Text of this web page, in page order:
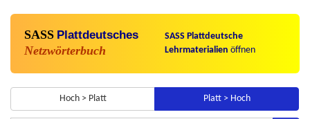
SASS Plattdeutsches
Netzwörterbuch
SASS Plattdeutsche
Lehrmaterialien öffnen
Hoch > Platt Platt > Hoch